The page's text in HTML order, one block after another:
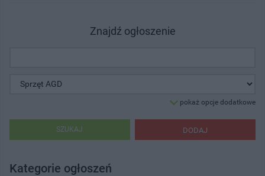
Znajdź ogłoszenie
pokaż opcje dodatkowe
DODAJ
SZUKAJ
Kategorie ogłoszeń